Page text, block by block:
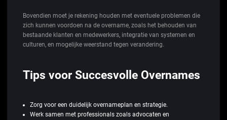
Bovendien moet je rekening houden met eventuele problemen die
zich kunnen voordoen na de overname, zoals het behouden van
bestaande klanten en medewerkers, integratie van systemen en
culturen, en mogelijke weerstand tegen verandering.
Tips voor Succesvolle Overnames
Zorg voor een duidelijk overnameplan en strategie.
Werk samen met professionals zoals advocaten en